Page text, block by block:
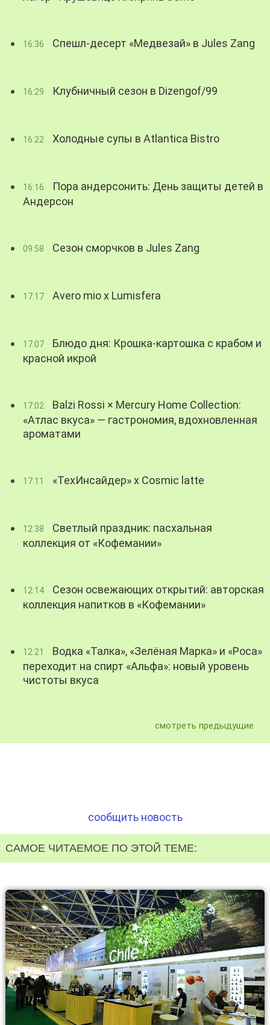
16:36 Спешл-десерт «Медвезай» в Jules Zang
16:29 Клубничный сезон в Dizengof/99
16:22 Холодные супы в Atlantica Bistro
16:16
Пора андерсонить: День защиты детей в
Андерсон
09:58 Сезон сморчков в Jules Zang
17:17 Avero mio x Lumisfera
17:07
Блюдо дня: Крошка-картошка с крабом и
красной икрой
17:02
Balzi Rossi × Mercury Home Collection:
«Атлас вкуса» — гастрономия, вдохновленная
ароматами
17:11 «ТехИнсайдер» х Cosmic latte
12:38
Светлый праздник: пасхальная
коллекция от «Кофемании»
12:14
Сезон освежающих открытий: авторская
коллекция напитков в «Кофемании»
12:21
Водка «Талка», «Зелёная Марка» и «Роса»
переходит на спирт «Альфа»: новый уровень
чистоты вкуса
смотреть предыдущие
сообщить новость
САМОЕ ЧИТАЕМОЕ ПО ЭТОЙ ТЕМЕ: